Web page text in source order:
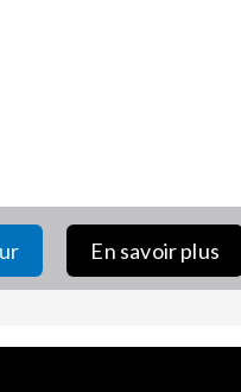
En savoir plus